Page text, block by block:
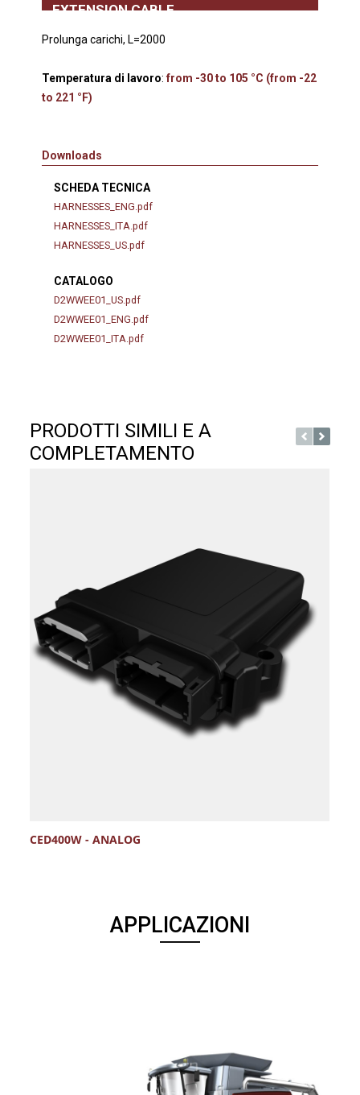
EXTENSION CABLE
Prolunga carichi, L=2000
Temperatura di lavoro:from -30 to 105 °C (from -22
to 221 °F)
Downloads
SCHEDA TECNICA
HARNESSES_ENG.pdf
HARNESSES_ITA.pdf
HARNESSES_US.pdf
CATALOGO
D2WWEE01_US.pdf
D2WWEE01_ENG.pdf
D2WWEE01_ITA.pdf
PRODOTTI SIMILI E A
COMPLETAMENTO
CED400W - ANALOG
APPLICAZIONI